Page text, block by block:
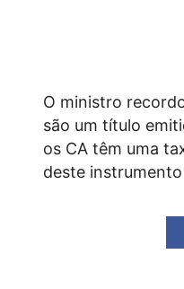
O ministro
são um título
os CA têm uma
deste